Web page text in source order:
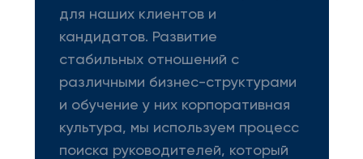
для наших клиентов и
кандидатов. Развитие
стабильных отношений с
различными бизнес-структурами
и обучение у них корпоративная
культура, мы используем процесс
поиска руководителей, который